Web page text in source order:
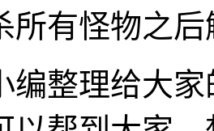
所有怪物之
编整理给大